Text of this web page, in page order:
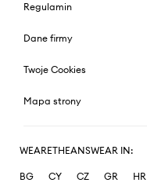
Regulamin
Dane firmy
Twoje Cookies
Mapa strony
WEARETHEANSWEAR IN:
BG CY CZ GR HR